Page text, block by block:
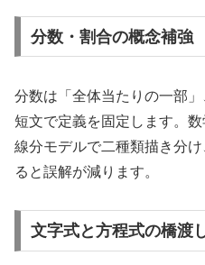
分数・割合の概念補強
分数は「全体当たりの一部
短文で定義を固定します。
線分モデルで二種類描き分
ると誤解が減ります。
文字式と方程式の橋渡